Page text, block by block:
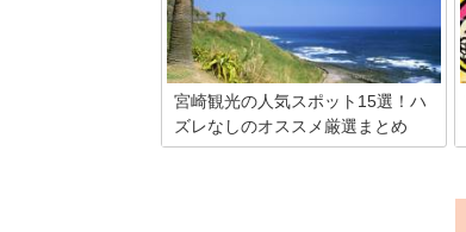
います。宮崎県でマンゴーパフェが食べ
られるお店を5店舗ご紹介したいと思い
ます。
宮崎観光の人気スポット15選！ハ
ズレなしのオススメ厳選まとめ